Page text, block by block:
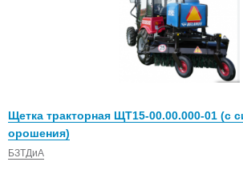
Щетка тракторная ЩТ15-00.00.000-01 (с
орошения)
БЗТДиА